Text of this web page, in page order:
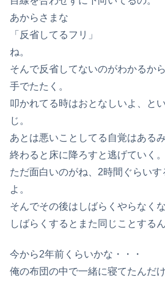
あからさまな
「反省してるフリ」
ね。
そんで反省してないのがわかるか
手でたたく。
叩かれてる時はおとなしいよ、と
じ。
あとは悪いことしてる自覚はあるみ
終わると床に降ろすと逃げていく。
ただ面白いのがね、2時間ぐらい
よ。
そんでその後はしばらくやらなくな
しばらくするとまた同じことする
今から2年前くらいかな・・・
俺の布団の中で一緒に寝てたんだ